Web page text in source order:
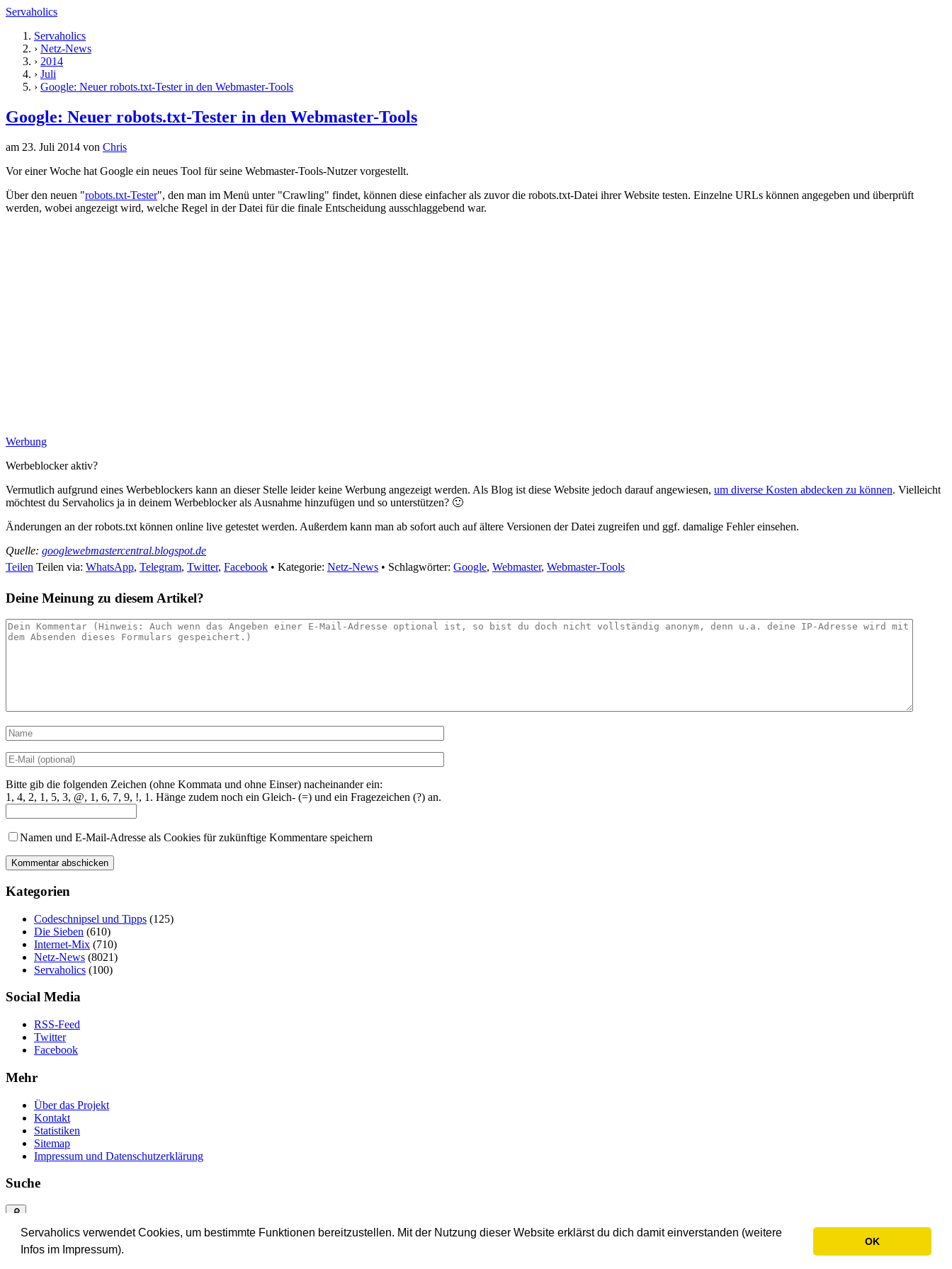
Servaholics verwendet Cookies, um bestimmte Funktionen bereitzustellen. Mit der Nutzung dieser Website erklärst du dich damit einverstanden (weitere
Infos im Impressum).
OK
Servaholics
Servaholics
› Netz-News
› 2014
› Juli
› Google: Neuer robots.txt-Tester in den Webmaster-Tools
Google: Neuer robots.txt-Tester in den Webmaster-Tools
am 23. Juli 2014 von Chris
Vor einer Woche hat Google ein neues Tool für seine Webmaster-Tools-Nutzer vorgestellt.
Über den neuen "robots.txt-Tester", den man im Menü unter "Crawling" findet, können diese einfacher als zuvor die robots.txt-Datei ihrer Website testen. Einzelne URLs können angegeben und überprüft
werden, wobei angezeigt wird, welche Regel in der Datei für die finale Entscheidung ausschlaggebend war.
Werbung
Werbeblocker aktiv?
Vermutlich aufgrund eines Werbeblockers kann an dieser Stelle leider keine Werbung angezeigt werden. Als Blog ist diese Website jedoch darauf angewiesen, um diverse Kosten abdecken zu können. Vielleicht
möchtest du Servaholics ja in deinem Werbeblocker als Ausnahme hinzufügen und so unterstützen? 🙂
Änderungen an der robots.txt können online live getestet werden. Außerdem kann man ab sofort auch auf ältere Versionen der Datei zugreifen und ggf. damalige Fehler einsehen.
Quelle: googlewebmastercentral.blogspot.de
Teilen Teilen via: WhatsApp, Telegram, Twitter, Facebook • Kategorie: Netz-News • Schlagwörter: Google, Webmaster, Webmaster-Tools
Deine Meinung zu diesem Artikel?
Bitte gib die folgenden Zeichen (ohne Kommata und ohne Einser) nacheinander ein:
1 , 4, 2, 1 , 5, 3, @, 1 , 6, 7, 9, !, 1 . Hänge zudem noch ein Gleich- (=) und ein Fragezeichen (?) an.
Namen und E-Mail-Adresse als Cookies für zukünftige Kommentare speichern
Kategorien
Codeschnipsel und Tipps (125)
Die Sieben (610)
Internet-Mix (710)
Netz-News (8021)
Servaholics (100)
Social Media
RSS-Feed
Twitter
Facebook
Mehr
Über das Projekt
Kontakt
Statistiken
Sitemap
Impressum und Datenschutzerklärung
Suche
↑ nach oben